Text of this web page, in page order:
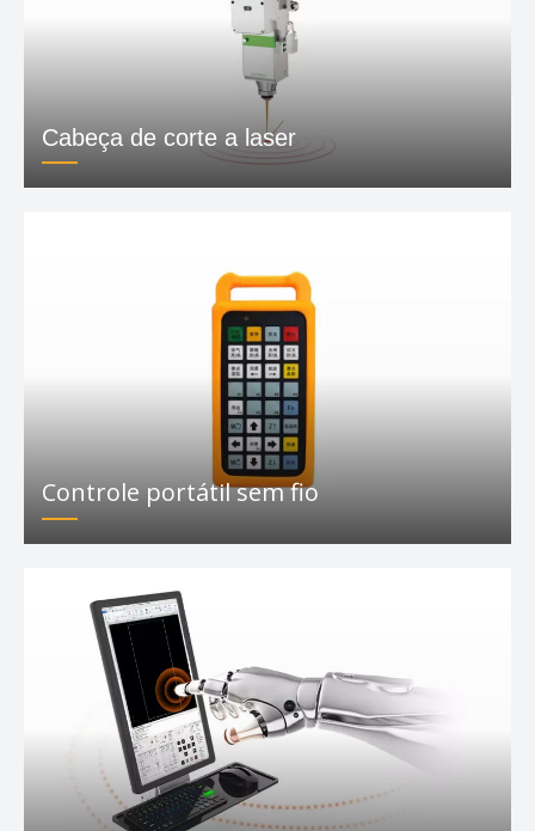
Viga de alumínio fundido
Cabeça de corte a laser
Controle portátil sem fio